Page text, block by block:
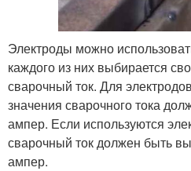
Электроды можно
каждого из них выбирается
сварочный ток. Для
значения сварочного тока
ампер. Если используются
сварочный ток должен быть
ампер.